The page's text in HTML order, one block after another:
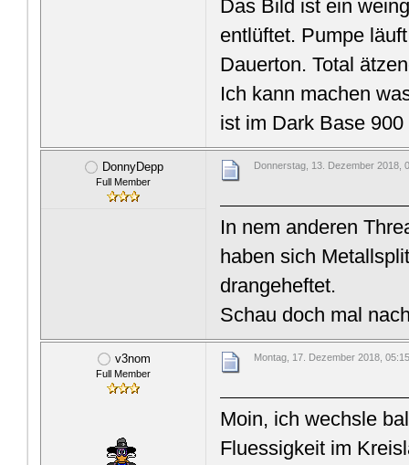
Das Bild ist ein
entlüftet. Pumpe
Dauerton. Total
Ich kann machen
ist im Dark Base 900
DonnyDepp
Full Member
Donnerstag, 13. Dezember 2018,
In nem anderen
haben sich
drangeheftet.
Schau doch mal
v3nom
Full Member
Montag, 17. Dezember 2018,
Moin, ich wechsle
Fluessigkeit im